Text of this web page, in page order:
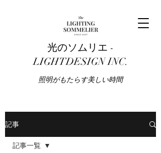
光のソムリエ -
LIGHTDESIGN INC.
​照明がもたらす美しい時間
記事
記事一覧